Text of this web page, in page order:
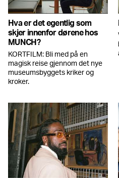
Hva er det egentlig som
skjer innenfor dørene hos
MUNCH?
KORTFILM: Bli med på en
magisk reise gjennom det nye
museumsbyggets kriker og
kroker.